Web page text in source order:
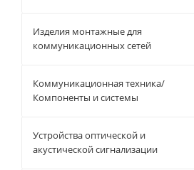
Изделия монтажные для
коммуникационных сетей
Коммуникационная техника/
Компоненты и системы
Устройства оптической и
акустической сигнализации